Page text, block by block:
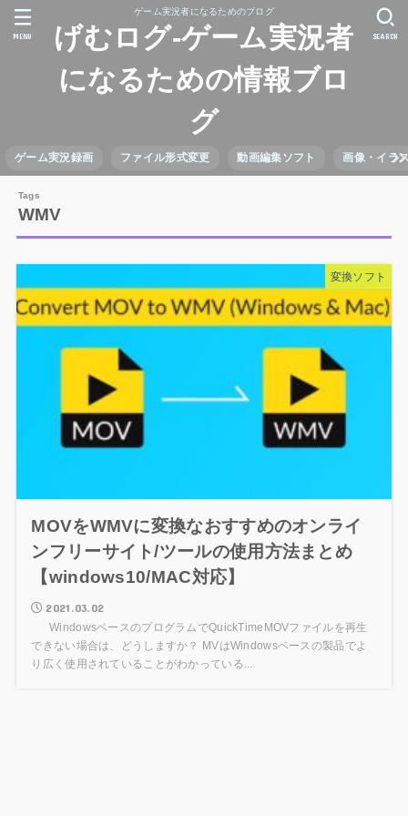
ゲーム実況者になるためのブログ
げむログ-ゲーム実況者
になるための情報ブロ
グ
ゲーム実況録画 ファイル形式変更 動画編集ソフト 画像・イラ
SEARCH
MENU
WMV
変換ソフト
MOVをWMVに変換なおすすめのオンライ
ンフリーサイト/ツールの使用方法まとめ
【windows10/MAC対応】
2021.03.02
WindowsベースのプログラムでQuickTimeMOVファイルを再生
できない場合は、どうしますか？ MVはWindowsベースの製品でよ
り広く使用されていることがわかっている...